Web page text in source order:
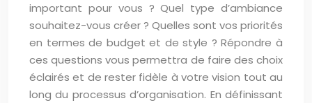
important pour vous ? Quel type d’ambiance
souhaitez-vous créer ? Quelles sont vos priorités
en termes de budget et de style ? Répondre à
ces questions vous permettra de faire des choix
éclairés et de rester fidèle à votre vision tout au
long du processus d’organisation. En définissant